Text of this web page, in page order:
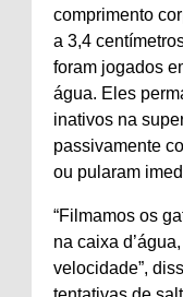
comprimento
a 3,4
foram jogados
água. Eles
inativos na
passivamente
ou pularam
“Filmamos os
na caixa
velocidade”,